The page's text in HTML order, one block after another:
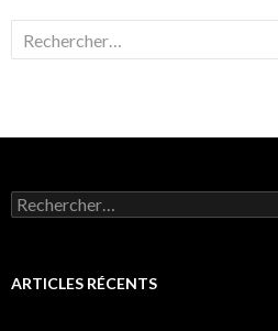
Rechercher :
Rechercher :
ARTICLES RÉCENTS